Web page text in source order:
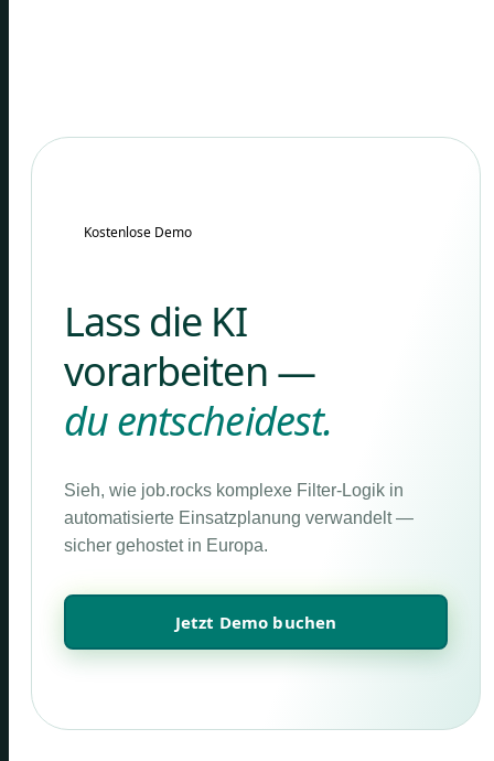
Kostenlose Demo
Lass die KI
vorarbeiten —
du entscheidest.
Sieh, wie job.rocks komplexe Filter-Logik in
automatisierte Einsatzplanung verwandelt —
sicher gehostet in Europa.
Jetzt Demo buchen